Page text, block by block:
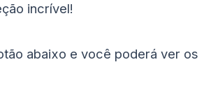
incrível!
abaixo e você poderá ver os